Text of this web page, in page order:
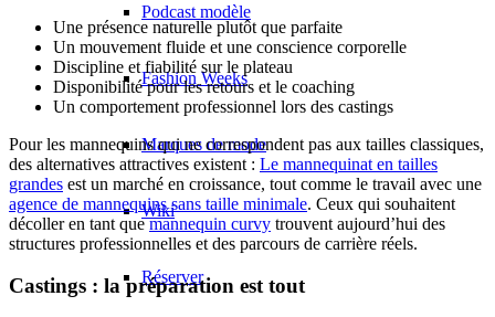
Podcast modèle
Fashion Weeks
Marques de mode
Wiki
Réserver
Une présence naturelle plutôt que parfaite
Un mouvement fluide et une conscience corporelle
Discipline et fiabilité sur le plateau
Disponibilité pour les retours et le coaching
Un comportement professionnel lors des castings
Pour les mannequins qui ne correspondent pas aux tailles classiques,
des alternatives attractives existent : Le mannequinat en tailles
grandes est un marché en croissance, tout comme le travail avec une
agence de mannequins sans taille minimale. Ceux qui souhaitent
décoller en tant quemannequin curvy trouvent aujourd’hui des
structures professionnelles et des parcours de carrière réels.
Castings : la préparation est tout